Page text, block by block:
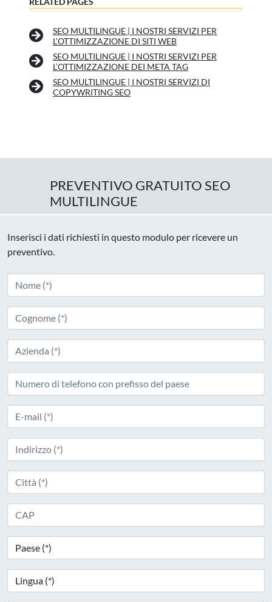
SEO MULTILINGUE | I NOSTRI SERVIZI PER
L’OTTIMIZZAZIONE DI SITI WEB
SEO MULTILINGUE | I NOSTRI SERVIZI PER
L’OTTIMIZZAZIONE DEI META TAG
SEO MULTILINGUE | I NOSTRI SERVIZI DI
COPYWRITING SEO
PREVENTIVO GRATUITO SEO
MULTILINGUE
Inserisci i dati richiesti in questo modulo per ricevere un
preventivo.